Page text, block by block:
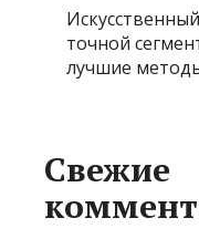
точной
лучшие
Свежие